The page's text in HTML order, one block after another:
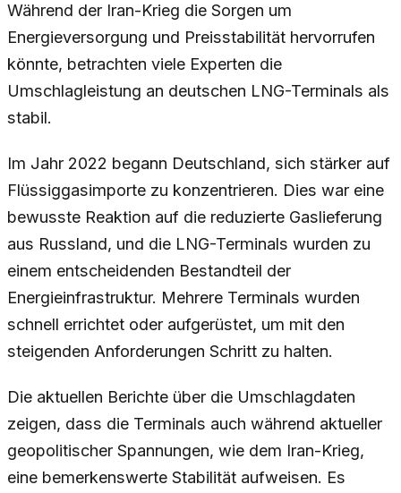
Während der Iran-Krieg die Sorgen um
Energieversorgung und Preisstabilität hervorrufen
könnte, betrachten viele Experten die
Umschlagleistung an deutschen LNG-Terminals als
stabil.
Im Jahr 2022 begann Deutschland, sich stärker auf
Flüssiggasimporte zu konzentrieren. Dies war eine
bewusste Reaktion auf die reduzierte Gaslieferung
aus Russland, und die LNG-Terminals wurden zu
einem entscheidenden Bestandteil der
Energieinfrastruktur. Mehrere Terminals wurden
schnell errichtet oder aufgerüstet, um mit den
steigenden Anforderungen Schritt zu halten.
Die aktuellen Berichte über die Umschlagdaten
zeigen, dass die Terminals auch während aktueller
geopolitischer Spannungen, wie dem Iran-Krieg,
eine bemerkenswerte Stabilität aufweisen. Es